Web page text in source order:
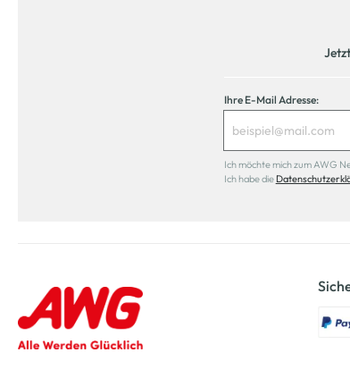
Ihre E-Mail Adresse:
Ich möchte mich zum AWG
Ich habe die